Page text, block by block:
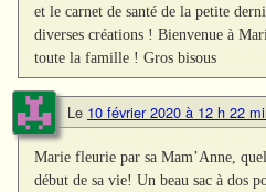
et le carnet de santé de la petite
diverses créations ! Bienvenue à
toute la famille ! Gros bisous
Le 10 février 2020 à 12 h 22
Marie fleurie par sa Mam’Anne,
début de sa vie! Un beau sac à dos